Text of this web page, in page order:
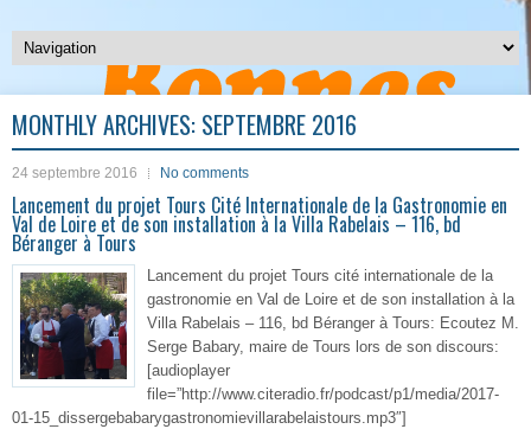
MONTHLY ARCHIVES: SEPTEMBRE 2016
24 septembre 2016 No comments
Lancement du projet Tours Cité Internationale de la Gastronomie en
Val de Loire et de son installation à la Villa Rabelais – 116, bd
Béranger à Tours
Lancement du projet Tours cité internationale de la
gastronomie en Val de Loire et de son installation à la
Villa Rabelais – 116, bd Béranger à Tours: Ecoutez M.
Serge Babary, maire de Tours lors de son discours:
[audioplayer
file=”http://www.citeradio.fr/podcast/p1/media/2017-
01-15_dissergebabarygastronomievillarabelaistours.mp3″]